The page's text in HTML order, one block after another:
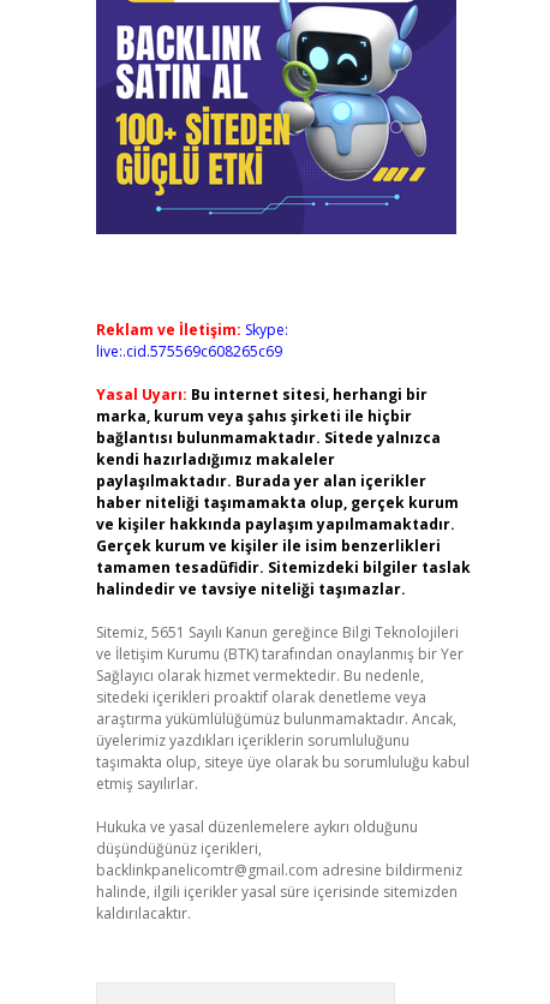
Reklam ve İletişim: Skype:
live:.cid.575569c608265c69
Yasal Uyarı: Bu internet sitesi, herhangi bir
marka, kurum veya şahıs şirketi ile hiçbir
bağlantısı bulunmamaktadır. Sitede yalnızca
kendi hazırladığımız makaleler
paylaşılmaktadır. Burada yer alan içerikler
haber niteliği taşımamakta olup, gerçek kurum
ve kişiler hakkında paylaşım yapılmamaktadır.
Gerçek kurum ve kişiler ile isim benzerlikleri
tamamen tesadüfidir. Sitemizdeki bilgiler taslak
halindedir ve tavsiye niteliği taşımazlar.
Sitemiz, 5651 Sayılı Kanun gereğince Bilgi Teknolojileri
ve İletişim Kurumu (BTK) tarafından onaylanmış bir Yer
Sağlayıcı olarak hizmet vermektedir. Bu nedenle,
sitedeki içerikleri proaktif olarak denetleme veya
araştırma yükümlülüğümüz bulunmamaktadır. Ancak,
üyelerimiz yazdıkları içeriklerin sorumluluğunu
taşımakta olup, siteye üye olarak bu sorumluluğu kabul
etmiş sayılırlar.
Hukuka ve yasal düzenlemelere aykırı olduğunu
düşündüğünüz içerikleri,
backlinkpanelicomtr@gmail.com adresine bildirmeniz
halinde, ilgili içerikler yasal süre içerisinde sitemizden
kaldırılacaktır.